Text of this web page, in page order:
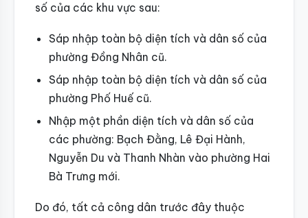
số của các khu vực sau:
Sáp nhập toàn bộ diện tích và dân số của
phường Đồng Nhân cũ.
Sáp nhập toàn bộ diện tích và dân số của
phường Phố Huế cũ.
Nhập một phần diện tích và dân số của
các phường: Bạch Đằng, Lê Đại Hành,
Nguyễn Du và Thanh Nhàn vào phường Hai
Bà Trưng mới.
Do đó, tất cả công dân trước đây thuộc